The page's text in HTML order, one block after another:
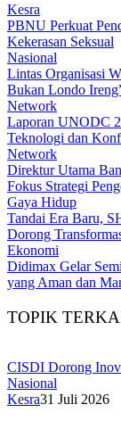
Kesra
PBNU Perkuat
Kekerasan Seksual
Nasional
Lintas Organisasi
Bukan Londo
Network
Laporan UNODC
Teknologi dan
Network
Direktur Utama
Fokus Strategi
Gaya Hidup
Tandai Era Baru,
Dorong
Ekonomi
Didimax Gelar
yang Aman dan
TOPIK
CISDI Dorong
Nasional
Kesra31 Juli 2026